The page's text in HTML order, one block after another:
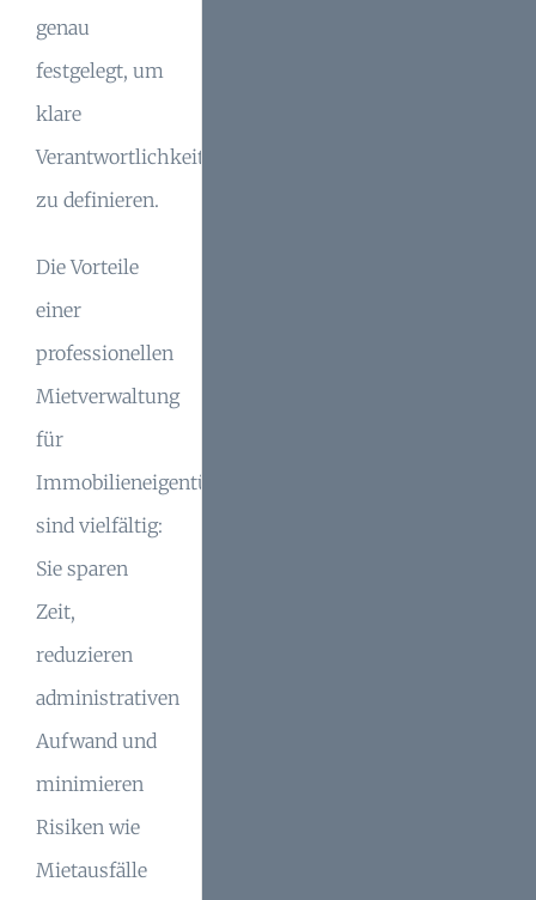
genau
festgelegt, um
klare
Verantwortlichkeiten
zu definieren.
Die Vorteile
einer
professionellen
Mietverwaltung
für
Immobilieneigentümer
sind vielfältig:
Sie sparen
Zeit,
reduzieren
administrativen
Aufwand und
minimieren
Risiken wie
Mietausfälle